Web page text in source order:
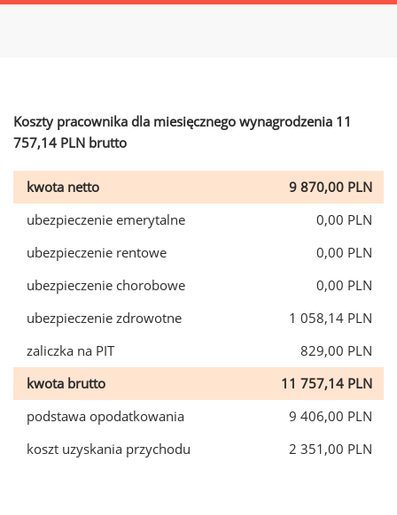
Koszty pracownika dla miesięcznego wynagrodzenia 11
757,14 PLN brutto
kwota netto
9 870,00 PLN
ubezpieczenie emerytalne
0,00 PLN
ubezpieczenie rentowe
0,00 PLN
ubezpieczenie chorobowe
0,00 PLN
ubezpieczenie zdrowotne
1 058,14 PLN
zaliczka na PIT
829,00 PLN
kwota brutto
11 757,14 PLN
podstawa opodatkowania
9 406,00 PLN
koszt uzyskania przychodu
2 351,00 PLN